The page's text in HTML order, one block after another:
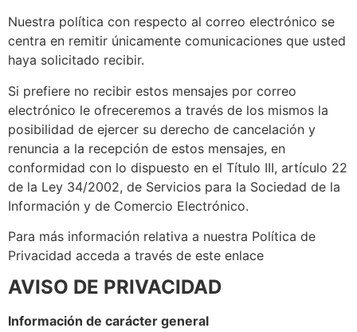
Nuestra política con respecto al correo electrónico se
centra en remitir únicamente comunicaciones que usted
haya solicitado recibir.
Si prefiere no recibir estos mensajes por correo
electrónico le ofreceremos a través de los mismos la
posibilidad de ejercer su derecho de cancelación y
renuncia a la recepción de estos mensajes, en
conformidad con lo dispuesto en el Título III, artículo 22
de la Ley 34/2002, de Servicios para la Sociedad de la
Información y de Comercio Electrónico.
Para más información relativa a nuestra Política de
Privacidad acceda a través de este enlace
AVISO DE PRIVACIDAD
Información de carácter general